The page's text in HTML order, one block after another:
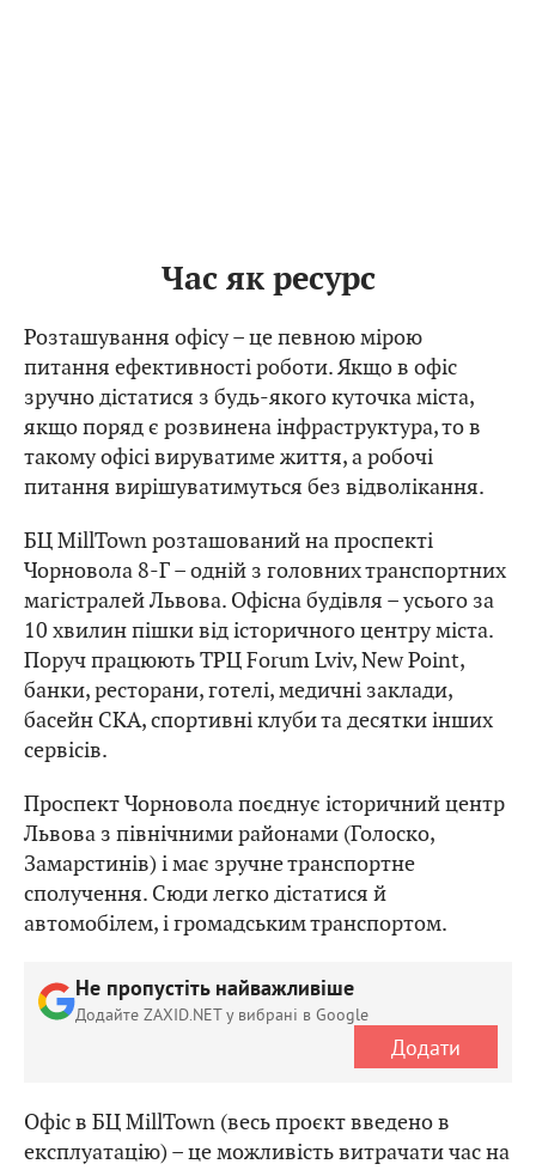
Час як ресурс
Розташування офісу – це певною мірою
питання ефективності роботи. Якщо в офіс
зручно дістатися з будь-якого куточка міста,
якщо поряд є розвинена інфраструктура, то в
такому офісі вируватиме життя, а робочі
питання вирішуватимуться без відволікання.
БЦ MillTown розташований на проспекті
Чорновола 8-Г – одній з головних транспортних
магістралей Львова. Офісна будівля – усього за
10 хвилин пішки від історичного центру міста.
Поруч працюють ТРЦ Forum Lviv, New Point,
банки, ресторани, готелі, медичні заклади,
басейн СКА, спортивні клуби та десятки інших
сервісів.
Проспект Чорновола поєднує історичний центр
Львова з північними районами (Голоско,
Замарстинів) і має зручне транспортне
сполучення. Сюди легко дістатися й
автомобілем, і громадським транспортом.
Не пропустіть найважливіше
Додайте ZAXID.NET у вибрані в Google
Додати
Офіс в БЦ MillTown (весь проєкт введено в
експлуатацію) – це можливість витрачати час на